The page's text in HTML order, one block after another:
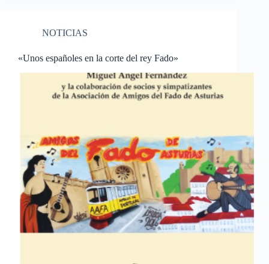
NOTICIAS
«Unos españoles en la corte del rey Fado»